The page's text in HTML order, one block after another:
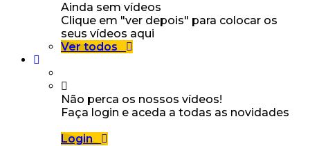
Ainda sem vídeos
Clique em "ver depois" para colocar os
seus vídeos aqui
Ver todos
Não perca os nossos vídeos!
Faça login e aceda a todas as novidades
Login